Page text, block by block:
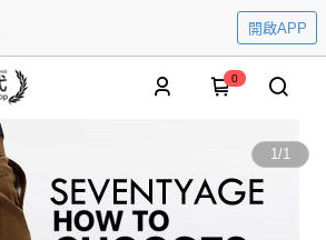
開啟APP
0
1/1